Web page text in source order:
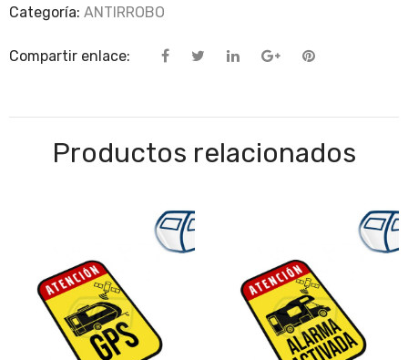
Categoría: ANTIRROBO
Compartir enlace:
Productos relacionados